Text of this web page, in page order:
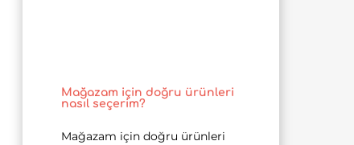
Mağazam için doğru ürünleri
nasıl seçerim?
Mağazam için doğru ürünleri